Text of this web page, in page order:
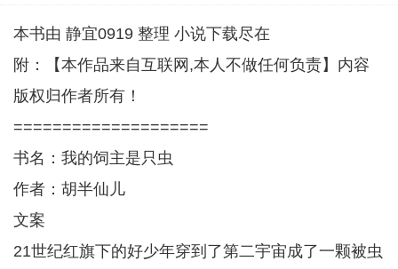
本书由 静宜0919 整理 小说下载尽在
附：【本作品来自互联网,本人不做任何负责】内容
版权归作者所有！
====================
书名：我的饲主是只虫
作者：胡半仙儿
文案
21世纪红旗下的好少年穿到了第二宇宙成了一颗被虫